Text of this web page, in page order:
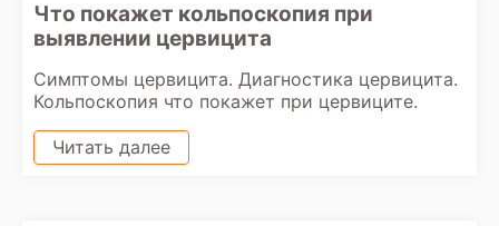
Что покажет кольпоскопия при
выявлении цервицита
Симптомы цервицита. Диагностика цервицита.
Кольпоскопия что покажет при цервиците.
Читать далее